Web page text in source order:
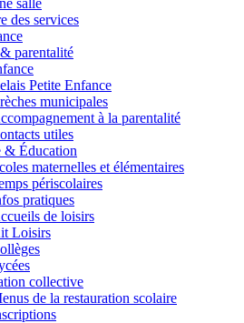
salle
des services
parentalité
Petite Enfance
municipales
à la parentalité
utiles
& Éducation
maternelles et élémentaires
périscolaires
pratiques
de loisirs
Loisirs
collective
de la restauration scolaire